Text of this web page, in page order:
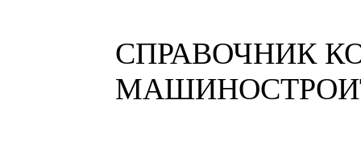
СПРАВОЧНИК